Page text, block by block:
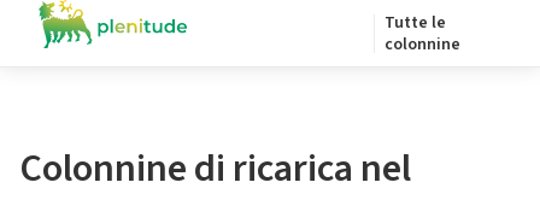
Tutte le
colonnine
Colonnine di ricarica nel